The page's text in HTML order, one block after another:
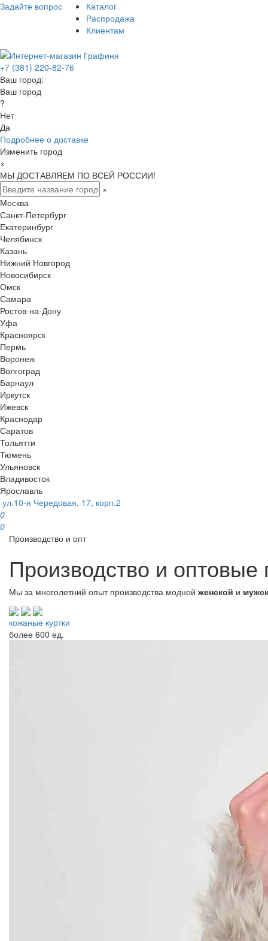
Задайте вопрос
Каталог
Распродажа
Клиентам
+7 (381) 220-82-76
Ваш город:
Ваш город
?
Нет
Да
Подробнее о доставке
Изменить город
×
МЫ ДОСТАВЛЯЕМ ПО ВСЕЙ РОССИИ!
×
Москва
Санкт-Петербург
Екатеринбург
Челябинск
Казань
Нижний Новгород
Новосибирск
Омск
Самара
Ростов-на-Дону
Уфа
Красноярск
Пермь
Воронеж
Волгоград
Барнаул
Иркутск
Ижевск
Краснодар
Саратов
Тольятти
Тюмень
Ульяновск
Владивосток
Ярославль
ул.10-я Чередовая, 17, корп.2
0
0
Производство и опт
Производство и
Мы за многолетний опыт производства модной женской и
кожаные куртки
более 600 ед.